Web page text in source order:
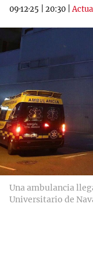
09·12·25
20:30 |
Una ambulancia
Universitario de